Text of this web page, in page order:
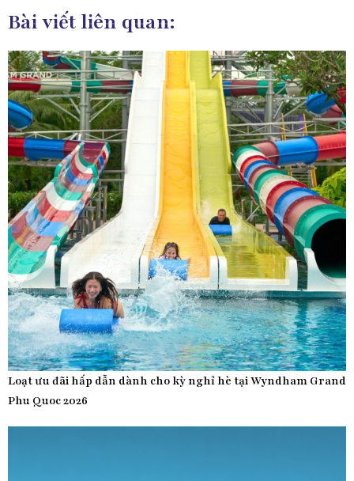
Bài viết liên quan:
Loạt ưu đãi hấp dẫn dành cho kỳ nghỉ hè tại Wyndham Grand
Phu Quoc 2026